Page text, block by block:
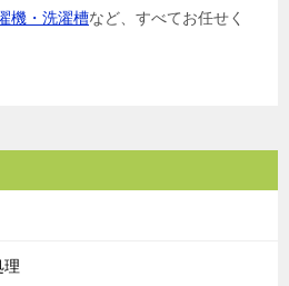
機・洗濯槽など、すべてお任せく
理